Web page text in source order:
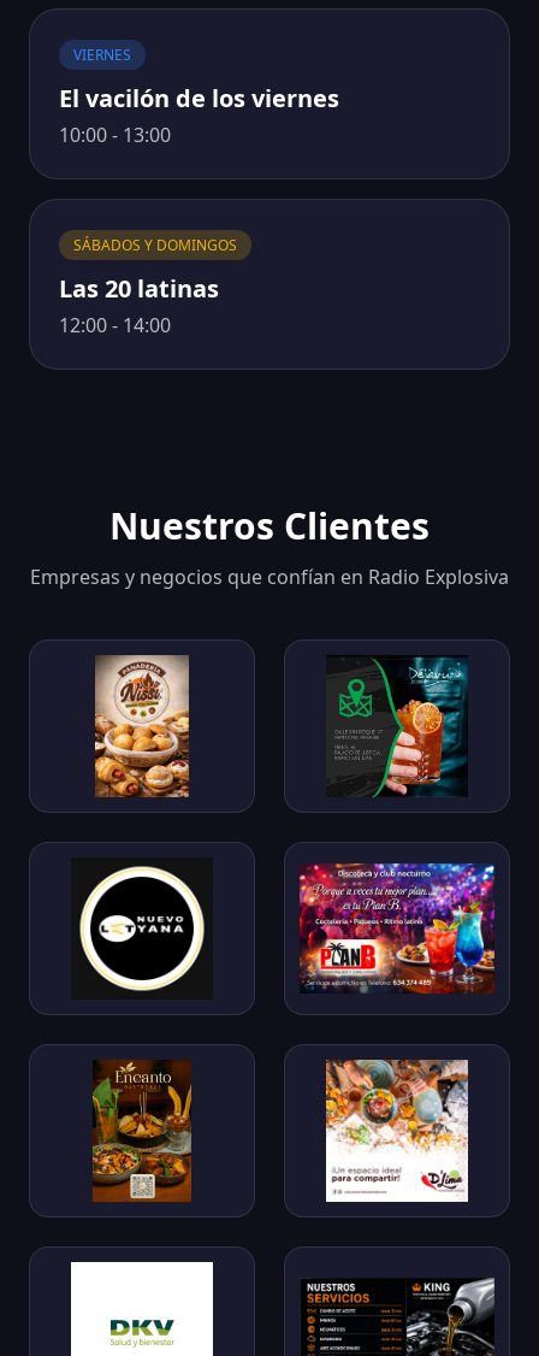
VIERNES
El vacilón de los viernes
10:00 - 13:00
SÁBADOS Y DOMINGOS
Las 20 latinas
12:00 - 14:00
Nuestros Clientes
Empresas y negocios que confían en Radio Explosiva